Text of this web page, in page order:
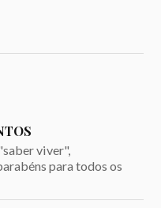
viver",
para todos os